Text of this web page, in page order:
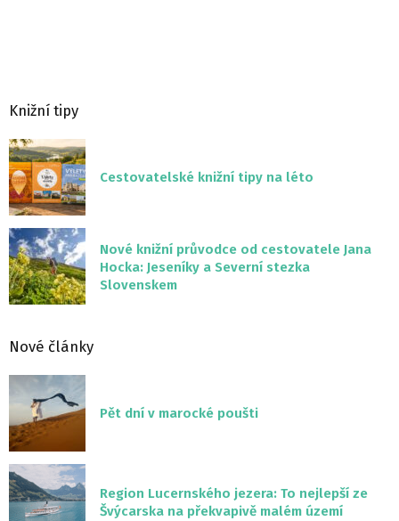
Knižní tipy
Cestovatelské knižní tipy na léto
Nové knižní průvodce od cestovatele Jana
Hocka: Jeseníky a Severní stezka
Slovenskem
Nové články
Pět dní v marocké poušti
Region Lucernského jezera: To nejlepší ze
Švýcarska na překvapivě malém území